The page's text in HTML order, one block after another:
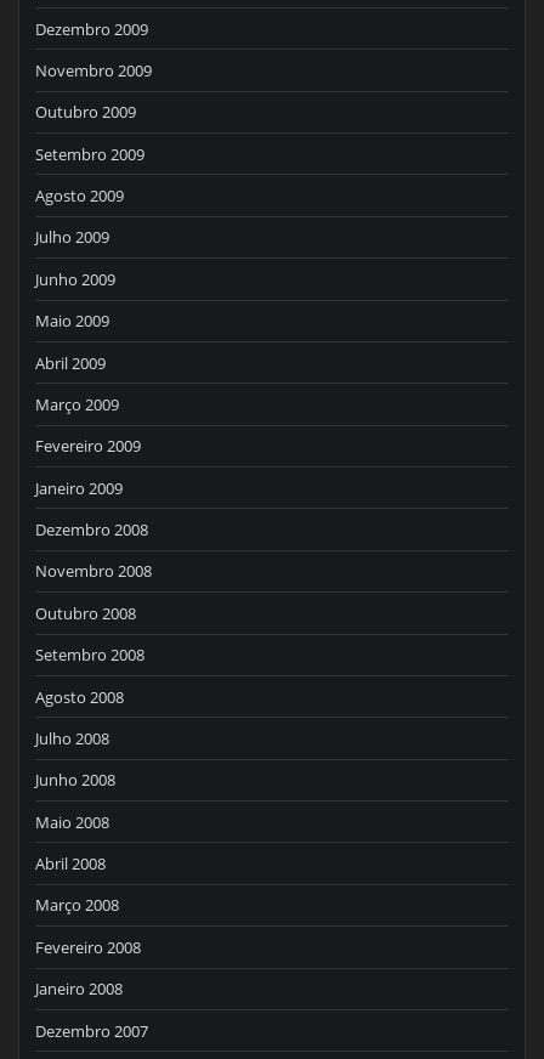
Dezembro 2009
Novembro 2009
Outubro 2009
Setembro 2009
Agosto 2009
Julho 2009
Junho 2009
Maio 2009
Abril 2009
Março 2009
Fevereiro 2009
Janeiro 2009
Dezembro 2008
Novembro 2008
Outubro 2008
Setembro 2008
Agosto 2008
Julho 2008
Junho 2008
Maio 2008
Abril 2008
Março 2008
Fevereiro 2008
Janeiro 2008
Dezembro 2007